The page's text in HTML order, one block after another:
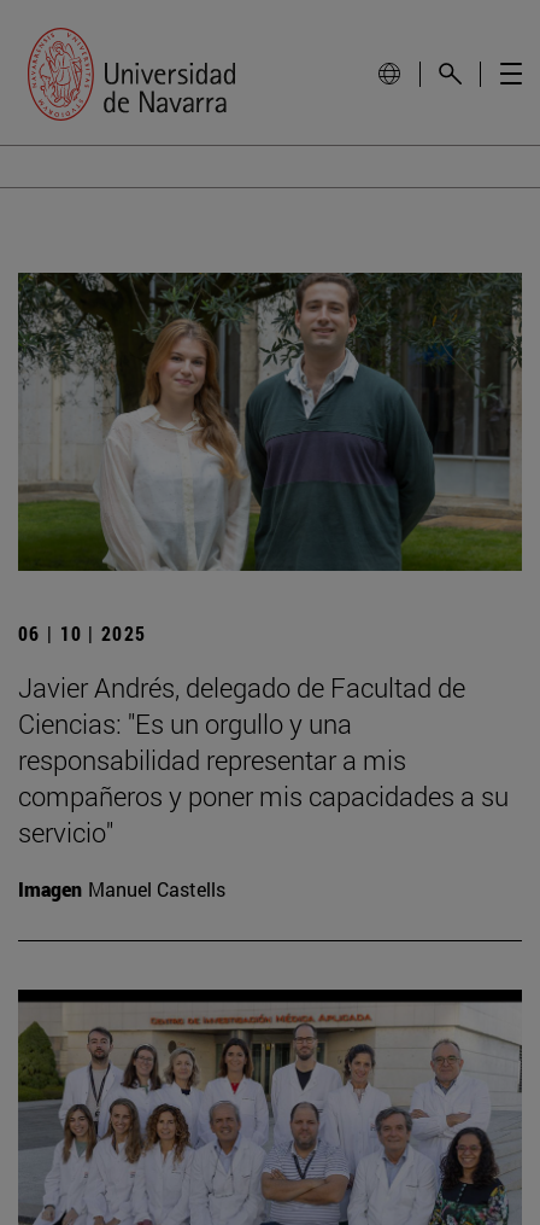
06 | 10 | 2025
Javier Andrés, delegado de Facultad de
Ciencias: "Es un orgullo y una
responsabilidad representar a mis
compañeros y poner mis capacidades a su
servicio"
Imagen Manuel Castells